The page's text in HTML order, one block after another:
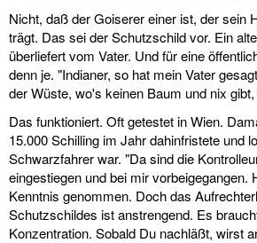
Nicht, daß der Goiserer einer ist, der sein
trägt. Das sei der Schutzschild vor. Ein
überliefert vom Vater. Und für eine
denn je. "Indianer, so hat mein Vater
der Wüste, wo's keinen Baum und nix
Das funktioniert. Oft getestet in Wien.
15.000 Schilling im Jahr dahinfristete und
Schwarzfahrer war. "Da sind die
eingestiegen und bei mir vorbeigegangen.
Kenntnis genommen. Doch das
Schutzschildes ist anstrengend. Es
Konzentration. Sobald Du nachläßt, wirst